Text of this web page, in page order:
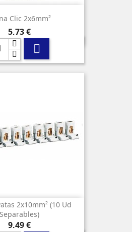
Clic 2x6mm²
Precio
5,73 €

2x10mm² (10 Ud
Separables)
Precio
9,49 €